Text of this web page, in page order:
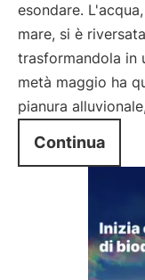
esondare.
mare, si è
trasformandola in
metà maggio ha
pianura
Continua